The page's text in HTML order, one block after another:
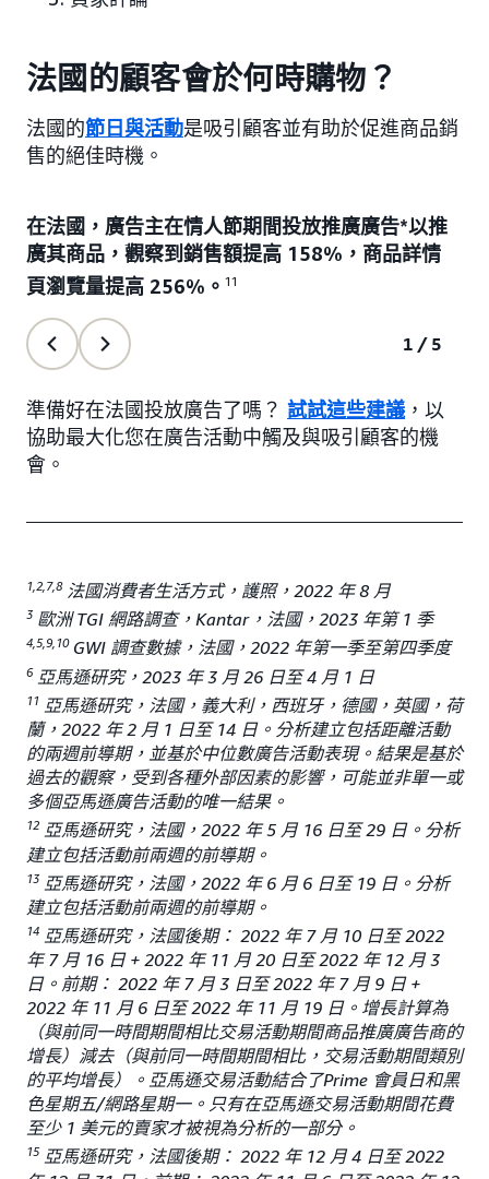
法國的顧客會於何時購物？
法國的節日與活動是吸引顧客並有助於促進商品銷
售的絕佳時機。
在法國，廣告主在情人節期間投放推廣廣告*以推
廣其商品，觀察到銷售額提高 158%，商品詳情
頁瀏覽量提高 256%。 11
1/5
準備好在法國投放廣告了嗎？ 試試這些建議 ，以
協助最大化您在廣告活動中觸及與吸引顧客的機
會。
1,2,7,8法國消費者生活方式，護照，2022 年 8 月
3 歐洲 TGI 網路調查，Kantar，法國，2023 年第 1 季
4,5,9,10GWI 調查數據，法國，2022 年第一季至第四季度
6亞馬遜研究，2023 年 3 月 26 日至 4 月 1 日
11 亞馬遜研究，法國，義大利，西班牙，德國，英國，荷
蘭，2022 年 2 月 1 日至 14 日。分析建立包括距離活動
的兩週前導期，並基於中位數廣告活動表現。結果是基於
過去的觀察，受到各種外部因素的影響，可能並非單一或
多個亞馬遜廣告活動的唯一結果。
12 亞馬遜研究，法國，2022 年 5 月 16 日至 29 日。分析
建立包括活動前兩週的前導期。
13 亞馬遜研究，法國，2022 年 6 月 6 日至 19 日。分析
建立包括活動前兩週的前導期。
14 亞馬遜研究，法國後期： 2022 年 7 月 10 日至 2022
年 7 月 16 日 + 2022 年 11 月 20 日至 2022 年 12 月 3
日。前期： 2022 年 7 月 3 日至 2022 年 7 月 9 日 +
2022 年 11 月 6 日至 2022 年 11 月 19 日。增長計算為
（與前同一時間期間相比交易活動期間商品推廣廣告商的
增長）減去（與前同一時間期間相比，交易活動期間類別
的平均增長）。亞馬遜交易活動結合了Prime 會員日和黑
色星期五/網路星期一。只有在亞馬遜交易活動期間花費
至少 1 美元的賣家才被視為分析的一部分。
15 亞馬遜研究，法國後期： 2022 年 12 月 4 日至 2022